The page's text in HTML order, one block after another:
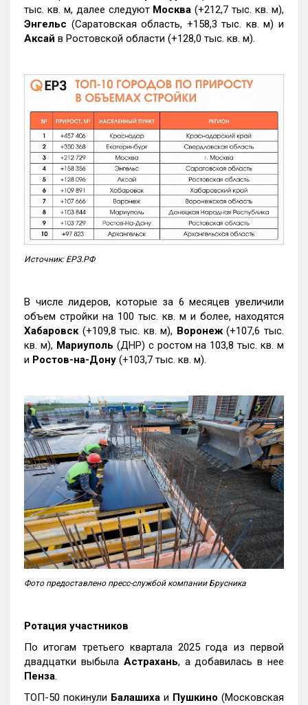
тыс. кв. м, далее следуют Москва (+212,7 тыс. кв. м),
Энгельс (Саратовская область, +158,3 тыс. кв. м) и
Аксай в Ростовской области (+128,0 тыс. кв. м).
Источник: ЕРЗ.РФ
В числе лидеров, которые за 6 месяцев увеличили
объем стройки на 100 тыс. кв. м и более, находятся
Хабаровск (+109,8 тыс. кв. м), Воронеж(+107,6 тыс.
кв. м), Мариуполь (ДНР) с ростом на 103,8 тыс. кв. м
и Ростов-на-Дону (+103,7 тыс. кв. м).
Фото предоставлено пресс-службой компании Брусника
Ротация участников
По итогам третьего квартала 2025 года из первой
двадцатки выбыла Астрахань, а добавилась в нее
Пенза.
ТОП-50 покинули Балашиха и Пушкино (Московская